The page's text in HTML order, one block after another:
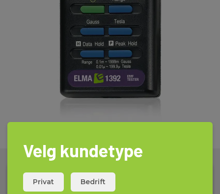
Tekniske Data:
Velg kundetype
Privat Bedrift